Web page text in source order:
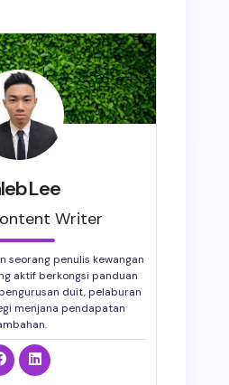
Writer
seorang penulis kewangan
aktif berkongsi panduan
duit, pelaburan
menjana pendapatan